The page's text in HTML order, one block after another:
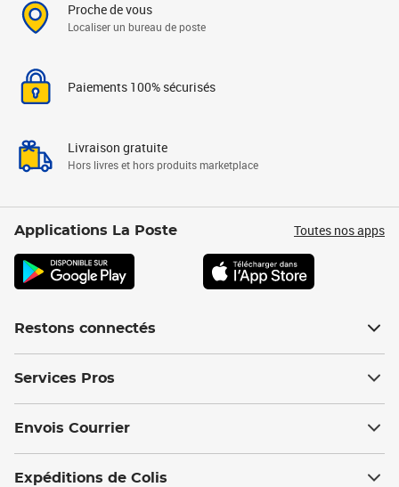
Proche de vous
Localiser un bureau de poste
Paiements 100% sécurisés
Livraison gratuite
Hors livres et hors produits marketplace
Applications La Poste Toutes nos apps
Restons connectés
Services Pros
Envois Courrier
Expéditions de Colis